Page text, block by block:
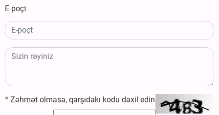
E-poçt
* Zəhmət olmasa, qarşıdakı kodu daxil edin